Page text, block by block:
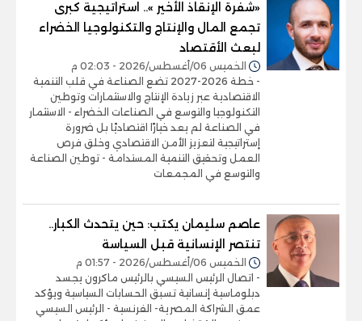
«شفرة الإنقاذ الأخير ».. استراتيجية كبرى
تجمع المال والإنتاج والتكنولوجيا الخضراء
لبعث الأقتصاد
الخميس 06/أغسطس/2026 - 02:03 م
- خطة 2026-2027 تضع الصناعة في قلب التنمية
الاقتصادية عبر زيادة الإنتاج والاستثمارات وتوطين
التكنولوجيا والتوسع في الصناعات الخضراء - الاستثمار
في الصناعة لم يعد خيارًا اقتصاديًا بل ضرورة
إستراتيجية لتعزيز الأمن الاقتصادي وخلق فرص
العمل وتحقيق التنمية المستدامة - توطين الصناعة
والتوسع في المجمعات
عاصم سليمان يكتب: حين يتحدث الكبار..
تنتصر الإنسانية قبل السياسة
الخميس 06/أغسطس/2026 - 01:57 م
- اتصال الرئيس السيسي بالرئيس ماكرون يجسد
دبلوماسية إنسانية تسبق الحسابات السياسية ويؤكد
عمق الشراكة المصرية- الفرنسية - الرئيس السيسي